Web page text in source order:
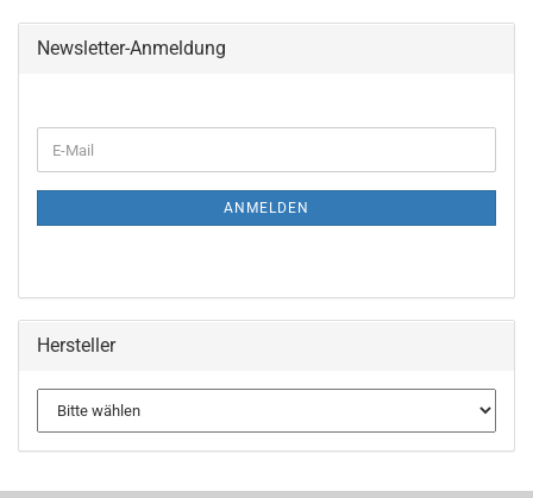
Newsletter-Anmeldung
ZUR
E-
Mail
ANMELDEN
Hersteller